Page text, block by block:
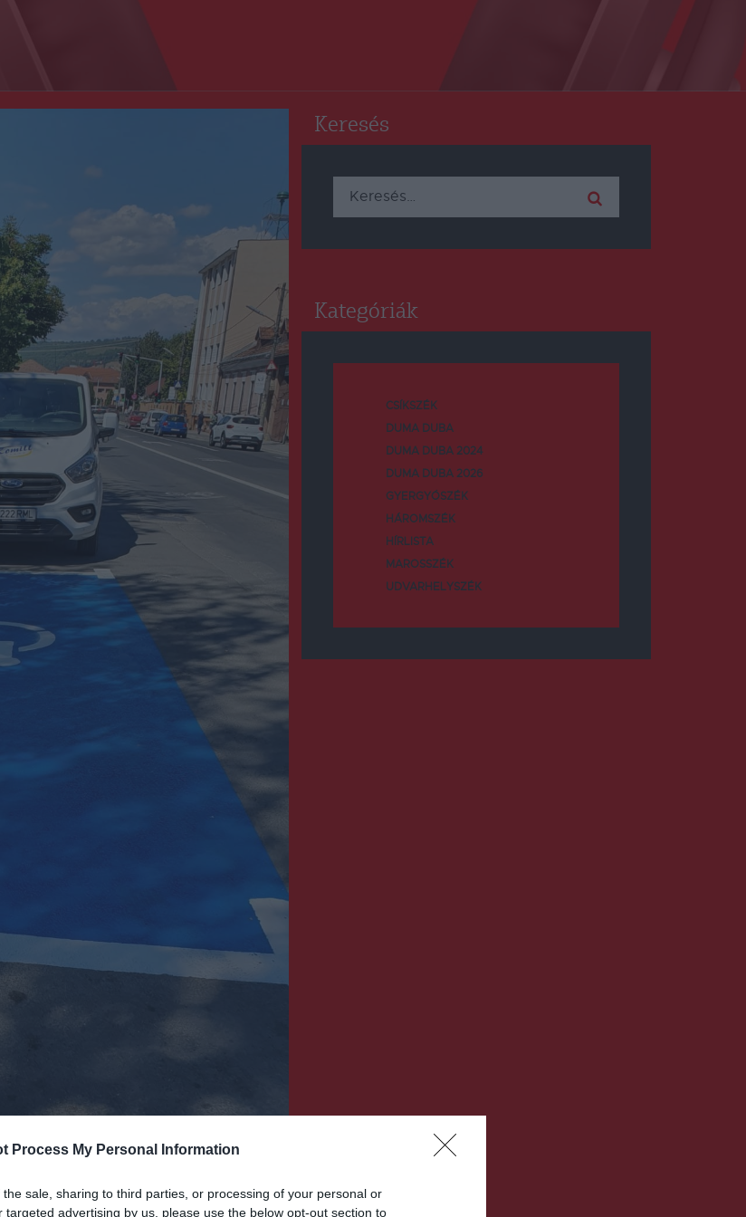
Process My Personal Information
sale, sharing to third parties, or processing of your personal or
targeted advertising by us, please use the below opt-out section to
Keresés
Keresés:
Kategóriák
CSÍKSZÉK
DUMA DUBA
DUMA DUBA 2024
DUMA DUBA 2026
GYERGYÓSZÉK
HÁROMSZÉK
HÍRLISTA
MAROSSZÉK
UDVARHELYSZÉK